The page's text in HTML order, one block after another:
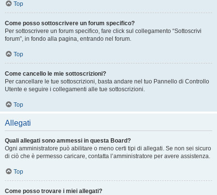
Top
Come posso sottoscrivere un forum specifico?
Per sottoscrivere un forum specifico, fare click sul collegamento “Sottoscrivi
forum”, in fondo alla pagina, entrando nel forum.
Top
Come cancello le mie sottoscrizioni?
Per cancellare le tue sottoscrizioni, basta andare nel tuo Pannello di Controllo
Utente e seguire i collegamenti alle tue sottoscrizioni.
Top
Allegati
Quali allegati sono ammessi in questa Board?
Ogni amministratore può abilitare o meno certi tipi di allegati. Se non sei sicuro
di ciò che è permesso caricare, contatta l’amministratore per avere assistenza.
Top
Come posso trovare i miei allegati?